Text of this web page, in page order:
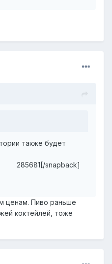
также будет
285681[/snapback]
ценам. Пиво раньше
коктейлей, тоже